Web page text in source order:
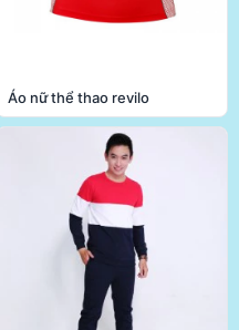
Áo nữ thể thao revilo